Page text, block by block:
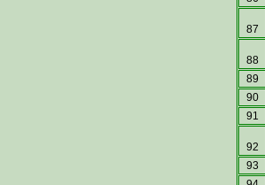
87
88
89
90
91
92
93